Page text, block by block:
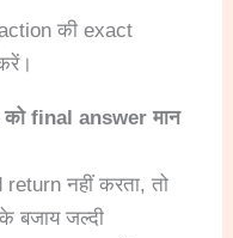
की exact
final answer मान
नहीं करता, तो
बजाय जल्दी